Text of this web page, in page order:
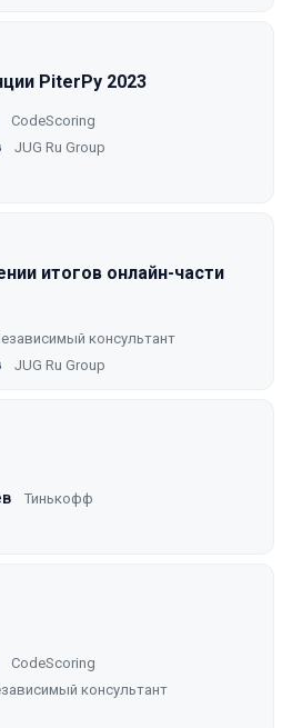
PiterPy 2023
CodeScoring
JUG Ru Group
итогов онлайн-части
консультант
JUG Ru Group
Тинькофф
CodeScoring
консультант